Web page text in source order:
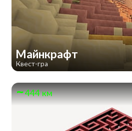
Майнкрафт
Квест-гра
444 км